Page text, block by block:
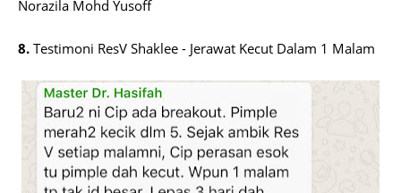
Norazila Mohd Yusoff
8. Testimoni ResV Shaklee - Jerawat Kecut Dalam 1 Malam